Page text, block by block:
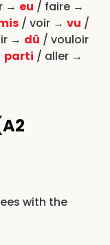
→ eu / faire →
/ voir → vu /
→ dû / vouloir
parti / aller →
with the